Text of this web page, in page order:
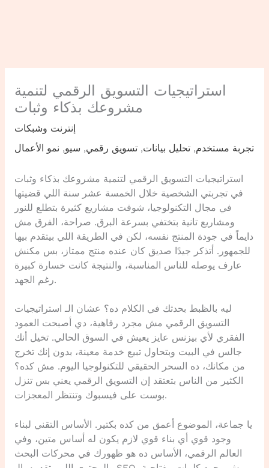
استراتيجيات التسويق الرقمي لتنمية
مشروعك بذكاء وثبات
إنترنت وشبكات
تجربة مستخدم,تحليل بيانات,تسويق رقمي, سيو, نمو الأعمال
استراتيجيات التسويق الرقمي لتنمية مشروعك بذكاء وثبات
في تجربتي الشخصية خلال الخمسة عشر سنة اللي قضيتها
في مجال التكنولوجيا، شوفت مشاريع كثيرة بتطلع للنور
ومشاريع تانية بتختفي بسرعة البرق. صراحة، الفرق مش
دايماً في جودة المنتج نفسه، لكن في الطريقة اللي بيتقدم بيها
للجمهور. أتذكر جيدًا صديق كان عنده منتج ممتاز، بس مكنش
عارف يوصله للناس المناسبة، والنتيجة كانت خسارة كبيرة
رغم الجهد.
ليه بالظبط بحدثك في الكلام ده؟ عشان الـ استراتيجيات
التسويق الرقمي مش مجرد رفاهية، دي أصبحت العمود
الفقري لأي بيزنس عايز يعيش في السوق الحالي. تخيل أنك
جالس في البيت وبتحاول تبيع خدمة معينة، بدون إنك تخرج
من مكانك، ده السحر الحقيقي للتكنولوجيا اليوم. مش كده؟
الكثير من الناس بتعتقد إن التسويق الرقمي يعني بس تنزل
بوست على فيسبوك وتنتظر المعجزات.
يا جماعة، الموضوع أعمق من كده بكتير. الأساس التقني لبناء
وجود قوي أي بناء قوي لازم يكون له أساس متين، وفي
العالم الرقمي، الأساس ده هو ظهورك في محركات البحث